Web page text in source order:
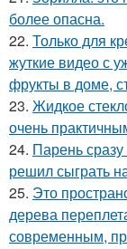
более опасна.
22. Только для
жуткие видео с
фрукты в доме,
23. Жидкое
очень
24. Парень
решил сыграть
25. Это
дерева
современным,